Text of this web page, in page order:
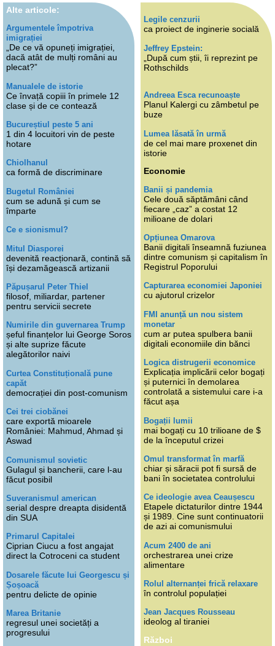
Alte articole:
Argumentele împotriva
imigrației
„De ce vă opuneți imigrației,
dacă atât de mulți români au
plecat?”
Manualele de istorie
Ce învață copiii în primele 12
clase și de ce contează
Bucureștiul peste 5 ani
1 din 4 locuitori vin de peste
hotare
Chiolhanul
ca formă de discriminare
Bugetul României
cum se adună și cum se
împarte
Ce e sionismul?
Mitul Diasporei
devenită reacționară, contină să
își dezamăgească artizanii
Păpușarul Peter Thiel
filosof, miliardar, partener
pentru servicii secrete
Numirile din guvernarea Trump
șeful finanțelor lui George Soros
și alte suprize făcute
alegătorilor naivi
Curtea Constituțională pune
capăt
democrației din post-comunism
Cei trei ciobănei
care exportă mioarele
României: Mahmud, Ahmad și
Aswad
Comunismul sovietic
Gulagul și bancherii, care l-au
făcut posibil
Suveranismul american
serial despre dreapta disidentă
din SUA
Primarul Capitalei
Ciprian Ciucu a fost angajat
direct la Cotroceni ca student
Dosarele făcute lui Georgescu și
Șoșoacă
pentru delicte de opinie
Marea Britanie
regresul unei societăți a
progresului
Legile cenzurii
ca proiect de inginerie socială
Jeffrey Epstein:
„După cum știi, îi reprezint pe
Rothschilds
Andreea Esca recunoaște
Planul Kalergi cu zâmbetul pe
buze
Lumea lăsată în urmă
de cel mai mare proxenet din
istorie
Economie
Banii și pandemia
Cele două săptămâni când
fiecare „caz” a costat 12
milioane de dolari
Opțiunea Omarova
Banii digitali înseamnă fuziunea
dintre comunism și capitalism în
Registrul Poporului
Capturarea economiei Japoniei
cu ajutorul crizelor
FMI anunță un nou sistem
monetar
cum ar putea spulbera banii
digitali economiile din bănci
Logica distrugerii economice
Explicația implicării celor bogați
și puternici în demolarea
controlată a sistemului care i-a
făcut așa
Bogații lumii
mai bogați cu 10 trilioane de $
de la începutul crizei
Omul transformat în marfă
chiar și săracii pot fi sursă de
bani în societatea controlului
Ce ideologie avea Ceaușescu
Etapele dictaturilor dintre 1944
și 1989. Cine sunt continuatorii
de azi ai comunismului
Acum 2400 de ani
orchestrarea unei crize
alimentare
Rolul alternanței frică relaxare
în controlul populației
Jean Jacques Rousseau
ideolog al tiraniei
Război